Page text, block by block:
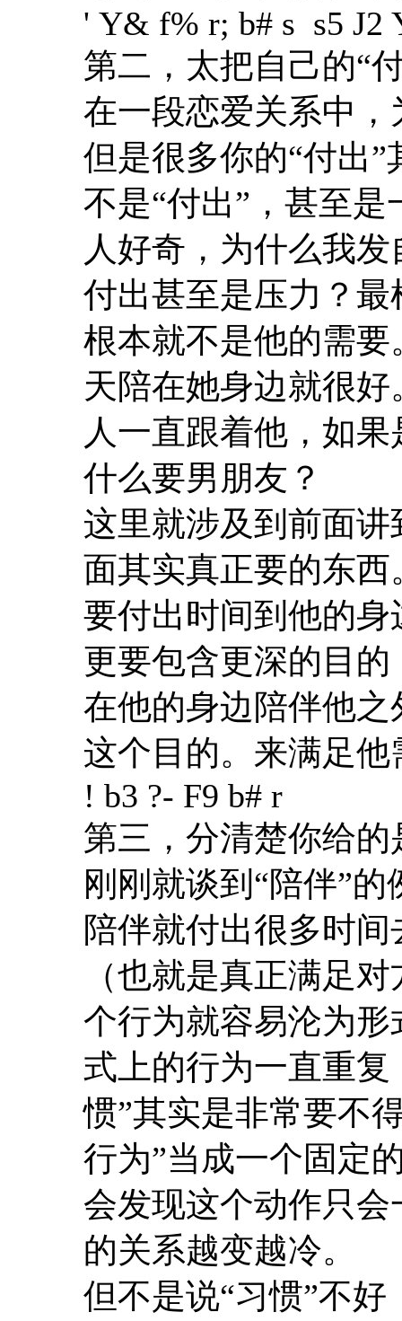
' Y& f% r; b# s s5 J2
第二，太把自己的“
在一段恋爱关系中
但是很多你的“付出
不是“付出”，甚至
人好奇，为什么我
付出甚至是压力？
根本就不是他的需
天陪在她身边就很
人一直跟着他，如
什么要男朋友？
这里就涉及到前面
面其实真正要的东
要付出时间到他的
更要包含更深的目
在他的身边陪伴他
这个目的。来满足
! b3 ?- F9 b# r
第三，分清楚你给的
刚刚就谈到“陪伴”
陪伴就付出很多时
（也就是真正满足
个行为就容易沦为形
式上的行为一直重复
惯”其实是非常要不
行为”当成一个固定
会发现这个动作只
的关系越变越冷。
但不是说“习惯”不